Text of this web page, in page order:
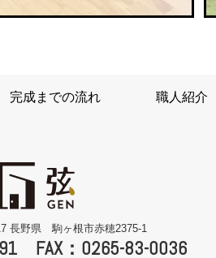
完成までの流れ 職人紹介
長野県 駒ヶ根市赤穂2375-1
FAX：0265-83-0036